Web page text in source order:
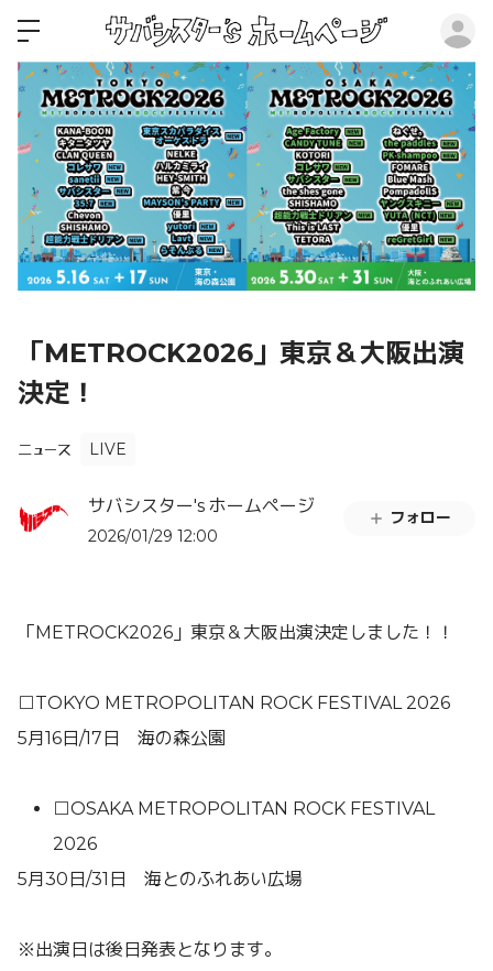
「METROCK2026」東京＆大阪出演
決定！
ニュース LIVE
サバシスター's ホームページ
2026/01/29 12:00
フォロー
「METROCK2026 」東京＆大阪出演決定しました！！
□TOKYO METROPOLITAN ROCK FESTIVAL 2026
5月16日/17日 海の森公園
□OSAKA METROPOLITAN ROCK FESTIVAL
2026
5月30日/31日 海とのふれあい広場
※出演日は後日発表となります。